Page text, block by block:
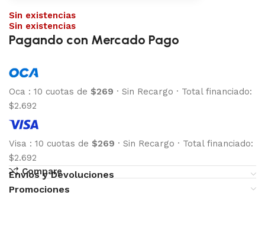
Sin existencias
Sin existencias
Pagando con Mercado Pago
Oca : 10 cuotas de $269 · Sin Recargo · Total financiado:
$2.692
Visa : 10 cuotas de $269 · Sin Recargo · Total financiado:
$2.692
Compare
Envíos y Devoluciones
Promociones